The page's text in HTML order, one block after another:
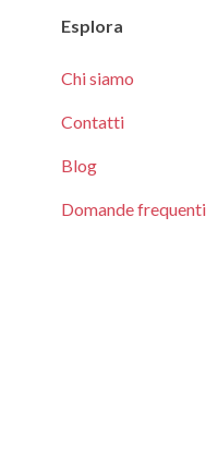
Esplora
Chi siamo
Contatti
Blog
Domande frequenti